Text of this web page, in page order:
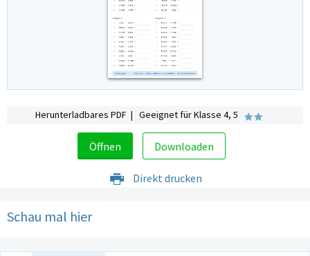
Herunterladbares PDF | Geeignet für Klasse 4, 5
Öffnen Downloaden
Direkt drucken
Schau mal hier